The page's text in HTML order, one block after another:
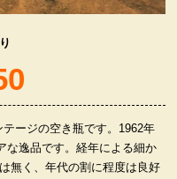
貨
ージの空き瓶です。1962年
な逸品です。経年による細か
無く、年代の割に程度は良好